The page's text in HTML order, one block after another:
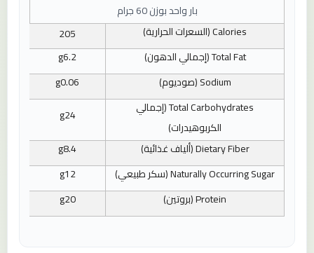
بار واحد بوزن 60 جرام
Calories(السعرات الحرارية)
205
Total Fat(إجمالي الدهون) 6.2
g
Sodium(صوديوم) 0.06
g
Total Carbohydrates(إجمالي
الكربوهيدرات)
24
g
Dietary Fiber(ألياف غذائية) 8.4
g
Naturally Occurring Sugar(سكر طبيعي) 12
g
Protein(بروتين) 20
g